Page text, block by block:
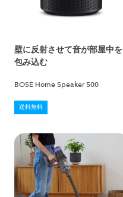
壁に反射させて音が部屋中を
包み込む
BOSE Home Speaker 500
送料無料